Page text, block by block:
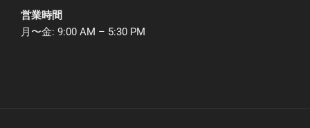
営業時間
月〜金: 9:00 AM – 5:30 PM